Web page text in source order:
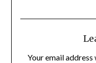
Your email